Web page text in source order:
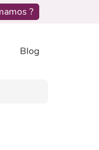
?
Blog